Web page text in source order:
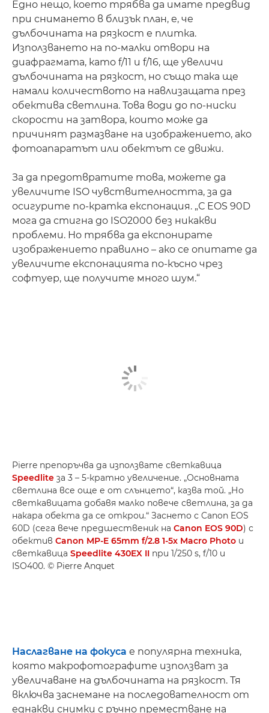
Едно нещо, което трябва да имате предвид
при снимането в близък план, е, че
дълбочината на рязкост е плитка.
Използването на по-малки отвори на
диафрагмата, като f/11 и f/16, ще увеличи
дълбочината на рязкост, но също така ще
намали количеството на навлизащата през
обектива светлина. Това води до по-ниски
скорости на затвора, които може да
причинят размазване на изображението, ако
фотоапаратът или обектът се движи.
За да предотвратите това, можете да
увеличите ISO чувствителността, за да
осигурите по-кратка експонация. „С EOS 90D
мога да стигна до ISO2000 без никакви
проблеми. Но трябва да експонирате
изображението правилно – ако се опитате да
увеличите експонацията по-късно чрез
софтуер, ще получите много шум.“
Pierre препоръчва да използвате светкавица
Speedlite за 3 – 5-кратно увеличение. „Основната
светлина все още е от слънцето“, казва той. „Но
светкавицата добавя малко повече светлина, за да
накара обекта да се открои.“ Заснето с Canon EOS
60D (сега вече предшественик на Canon EOS 90D) с
обектив Canon MP-E 65mm f/2.8 1-5x Macro Photo и
светкавица Speedlite 430EX II при 1/250 s, f/10 и
ISO400. © Pierre Anquet
Наслагване на фокуса е популярна техника,
която макрофотографите използват за
увеличаване на дълбочината на рязкост. Тя
включва заснемане на последователност от
еднакви снимки с ръчно преместване на